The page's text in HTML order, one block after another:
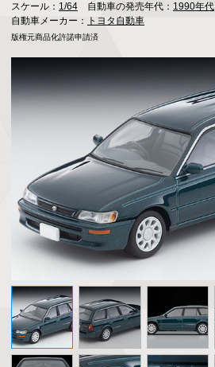
スケール： 1/64 自動車の発売年代： 1990年代
自動車メーカー：
トヨタ自動車
版権元商品化許諾申請済